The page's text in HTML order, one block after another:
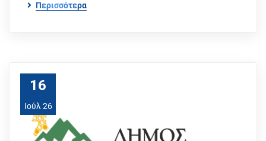
Περισσότερα
16
Ιούλ 26